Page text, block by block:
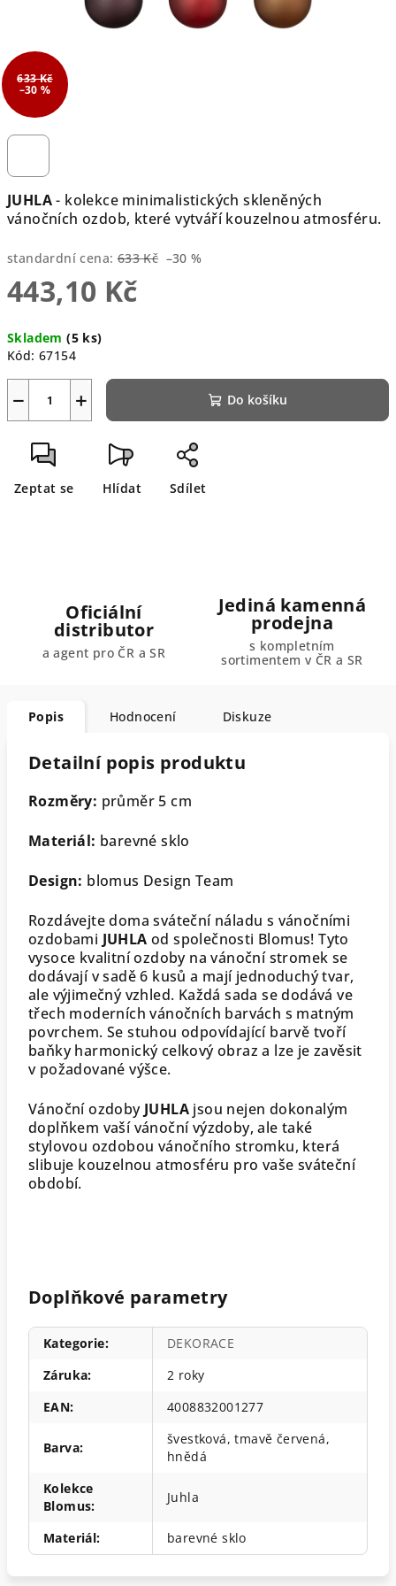
JUHLA- kolekce minimalistických skleněných
vánočních ozdob, které vytváří kouzelnou atmosféru.
standardní cena: 633 Kč –30 %
443,10 Kč
cena:
Skladem(5 ks)
Kód: 67154
+
− Do košíku
Zeptat se Hlídat Sdílet
633 Kč
–30 %
Oficiální
distributor
a agent pro ČR a SR
Jediná kamenná
prodejna
s kompletním
sortimentem v ČR a SR
Popis Hodnocení Diskuze
Detailní popis produktu
Rozměry: průměr 5 cm
Materiál: barevné sklo
Design: blomus Design Team
Rozdávejte doma sváteční náladu s vánočními
ozdobami JUHLAod společnosti Blomus! Tyto
vysoce kvalitní ozdoby na vánoční stromek se
dodávají v sadě 6 kusů a mají jednoduchý tvar,
ale výjimečný vzhled. Každá sada se dodává ve
třech moderních vánočních barvách s matným
povrchem. Se stuhou odpovídající barvě tvoří
baňky harmonický celkový obraz a lze je zavěsit
v požadované výšce.
Vánoční ozdoby JUHLA jsou nejen dokonalým
doplňkem vaší vánoční výzdoby, ale také
stylovou ozdobou vánočního stromku, která
slibuje kouzelnou atmosféru pro vaše sváteční
období.
Doplňkové parametry
Kategorie:
DEKORACE
Záruka:
2 roky
EAN: 4008832001277
Barva:
švestková, tmavě červená,
hnědá
Kolekce
Blomus:
Juhla
Materiál: barevné sklo